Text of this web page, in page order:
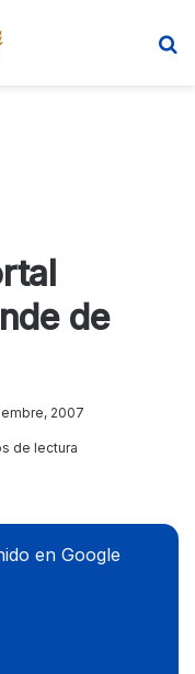
de
2007
de lectura
en Google